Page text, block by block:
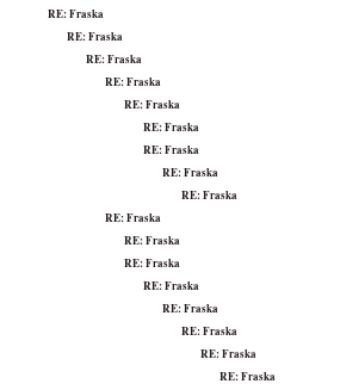
RE: Fraska
RE: Fraska
RE: Fraska
RE: Fraska
RE: Fraska
RE: Fraska
RE: Fraska
RE: Fraska
RE: Fraska
RE: Fraska
RE: Fraska
RE: Fraska
RE: Fraska
RE: Fraska
RE: Fraska
RE: Fraska
RE: Fraska